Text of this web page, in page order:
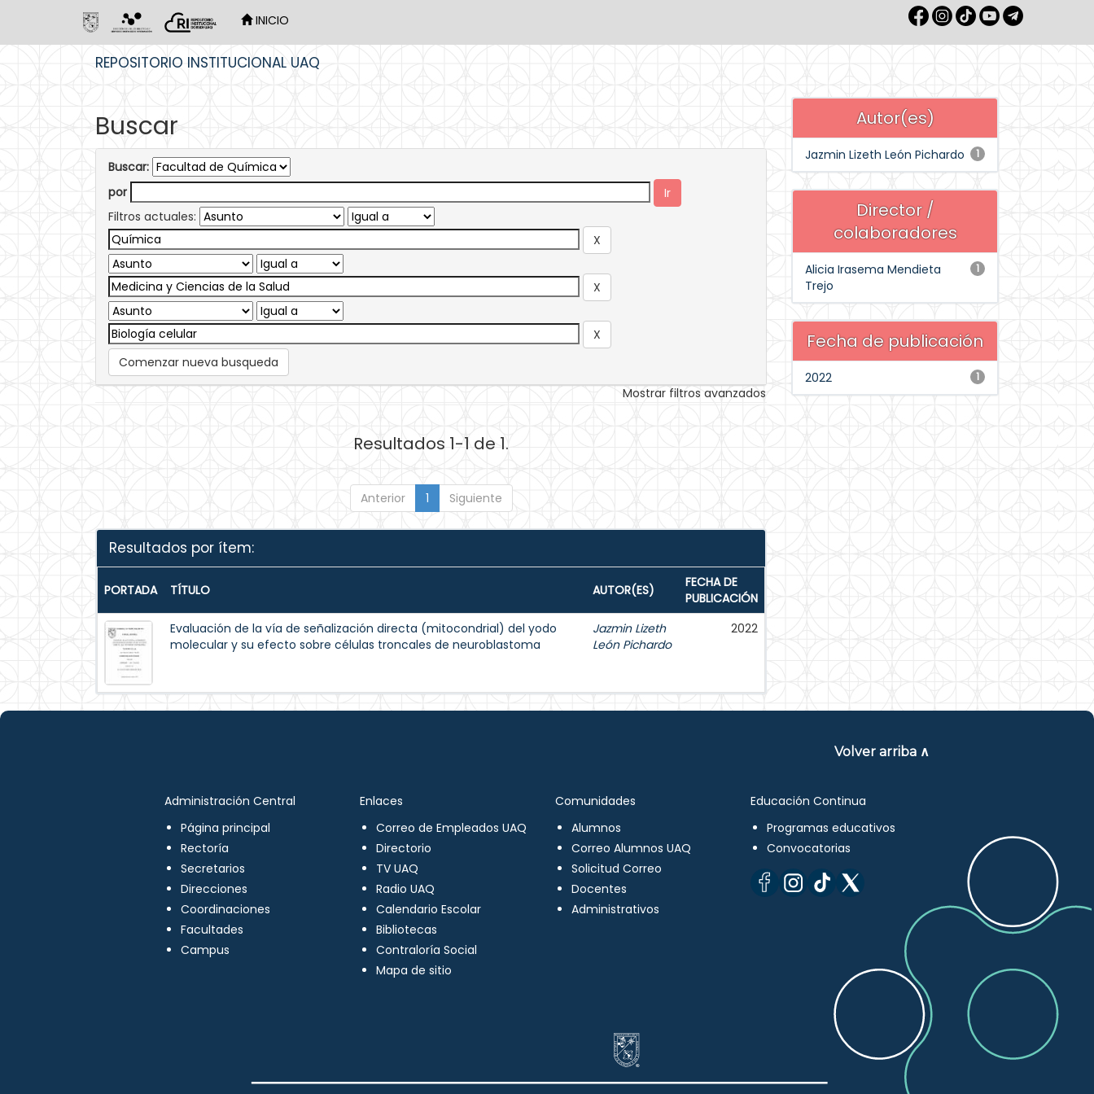
INICIO
REPOSITORIO INSTITUCIONAL UAQ
Buscar
Buscar:
por
Filtros actuales:
Comenzar nueva busqueda
Mostrar filtros avanzados
Resultados 1-1 de 1.
Anterior 1 Siguiente
Resultados por ítem:
PORTADA TÍTULO AUTOR(ES)
FECHA DE
PUBLICACIÓN
Evaluación de la vía de señalización directa (mitocondrial) del yodo
molecular y su efecto sobre células troncales de neuroblastoma
Jazmin Lizeth
León Pichardo
2022
Autor(es)
1
Jazmin Lizeth León Pichardo
Director /
colaboradores
1
Alicia Irasema Mendieta
Trejo
Fecha de publicación
1
2022
Volver arriba ∧
Administración Central
Página principal
Rectoría
Secretarios
Direcciones
Coordinaciones
Facultades
Campus
Enlaces
Correo de Empleados UAQ
Directorio
TV UAQ
Radio UAQ
Calendario Escolar
Bibliotecas
Contraloría Social
Mapa de sitio
Comunidades
Alumnos
Correo Alumnos UAQ
Solicitud Correo
Docentes
Administrativos
Educación Continua
Programas educativos
Convocatorias